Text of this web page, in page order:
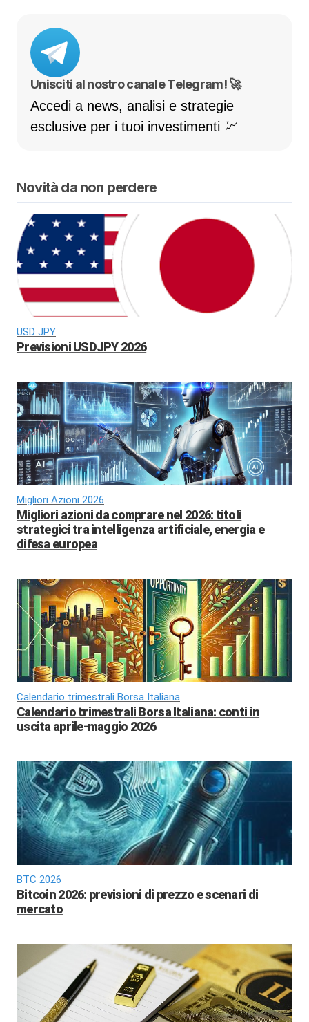
Unisciti al nostro canale Telegram! 🚀
Accedi a news, analisi e strategie
esclusive per i tuoi investimenti 💹
Novità da non perdere
USD JPY
Previsioni USDJPY 2026
Migliori Azioni 2026
Migliori azioni da comprare nel 2026: titoli
strategici tra intelligenza artificiale, energia e
difesa europea
Calendario trimestrali Borsa Italiana
Calendario trimestrali Borsa Italiana: conti in
uscita aprile-maggio 2026
BTC 2026
Bitcoin 2026: previsioni di prezzo e scenari di
mercato